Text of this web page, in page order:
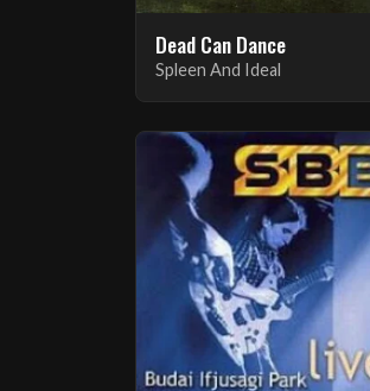
Dead Can Dance
Spleen And Ideal